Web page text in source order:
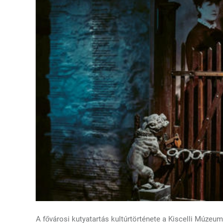
A fővárosi kutyatartás kultúrtörténete a Kiscelli